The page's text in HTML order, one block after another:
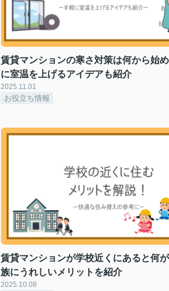
賃貸マンションの寒さ対策は何から始
に室温を上げるアイデアも紹介
2025.11.01
お役立ち情報
賃貸マンションが学校近くにあると何
族にうれしいメリットを紹介
2025.10.08